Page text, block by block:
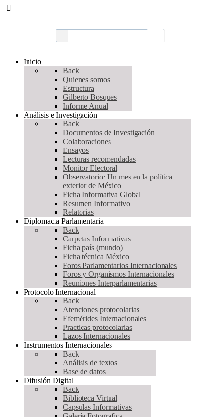
Inicio
Back
Quienes somos
Estructura
Gilberto Bosques
Informe Anual
Análisis e Investigación
Back
Documentos de Investigación
Colaboraciones
Ensayos
Lecturas recomendadas
Monitor Electoral
Observatorio: Un mes en la política
exterior de México
Ficha Informativa Global
Resumen Informativo
Relatorias
Diplomacia Parlamentaria
Back
Carpetas Informativas
Ficha país (mundo)
Ficha técnica México
Foros Parlamentarios Internacionales
Foros y Organismos Internacionales
Reuniones Interparlamentarias
Protocolo Internacional
Back
Atenciones protocolarias
Efemérides Internacionales
Practicas protocolarias
Lazos Internacionales
Instrumentos Internacionales
Back
Análisis de textos
Base de datos
Difusión Digital
Back
Biblioteca Virtual
Capsulas Informativas